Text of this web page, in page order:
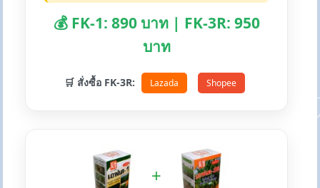
💰 FK-1: 890 บาท | FK-3R: 950
บาท
🛒 สั่งซื้อ FK-3R: Lazada Shopee
+